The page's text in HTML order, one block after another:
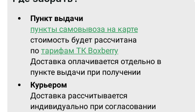
Пункт выдачи
пункты самовывоза на карте
стоимость будет рассчитана
по тарифам ТК Boxberry
Доставка оплачивается отдельно в
пункте выдачи при получении
Курьером
Доставка рассчитывается
индивидуально при согласовании